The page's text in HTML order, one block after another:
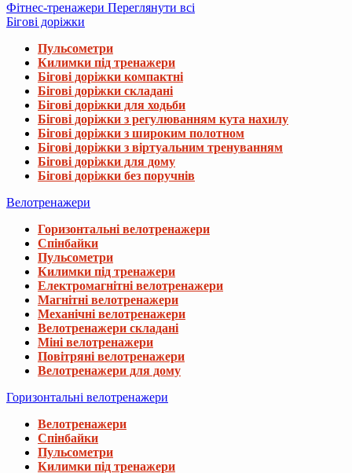
Фітнес-тренажери Переглянути всі
Бігові доріжки
Пульсометри
Килимки під тренажери
Бігові доріжки компактні
Бігові доріжки складані
Бігові доріжки для ходьби
Бігові доріжки з регулюванням кута нахилу
Бігові доріжки з широким полотном
Бігові доріжки з віртуальним тренуванням
Бігові доріжки для дому
Бігові доріжки без поручнів
Велотренажери
Горизонтальні велотренажери
Спінбайки
Пульсометри
Килимки під тренажери
Електромагнітні велотренажери
Магнітні велотренажери
Механічні велотренажери
Велотренажери складані
Міні велотренажери
Повітряні велотренажери
Велотренажери для дому
Горизонтальні велотренажери
Велотренажери
Спінбайки
Пульсометри
Килимки під тренажери